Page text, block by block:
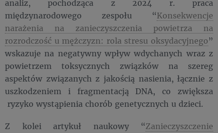
analiz, pochodząca z 2024 r. praca
międzynarodowego zespołu “Konsekwencje
narażenia na zanieczyszczenia powietrza na
rozrodczość u mężczyzn: rola stresu oksydacyjnego”
wskazuje na negatywny wpływ wdychanych wraz z
powietrzem toksycznych związków na szereg
aspektów związanych z jakością nasienia, łącznie z
uszkodzeniem i fragmentacją DNA, co zwiększa
ryzyko wystąpienia chorób genetycznych u dzieci.
Z kolei artykuł naukowy “Zanieczyszczenie